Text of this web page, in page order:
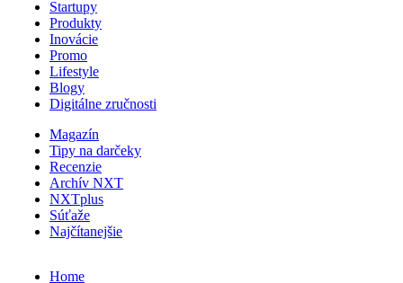
Startupy
Produkty
Inovácie
Promo
Lifestyle
Blogy
Digitálne zručnosti
Magazín
Tipy na darčeky
Recenzie
Archív NXT
NXTplus
Súťaže
Najčítanejšie
Home